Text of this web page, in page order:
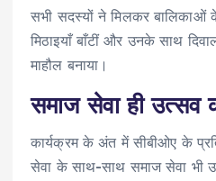
सभी सदस्यों ने मिलकर बालिकाओं
मिठाइयाँ बाँटीं और उनके साथ
माहौल बनाया।
समाज सेवा ही उत्सव
कार्यक्रम के अंत में सीबीओए के
सेवा के साथ-साथ समाज सेवा भी